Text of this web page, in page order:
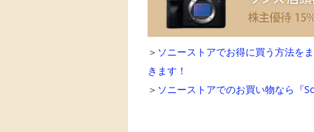
＞ ソニーストアでお得に買う方法を
きます！
＞ ソニーストアでのお買い物なら『